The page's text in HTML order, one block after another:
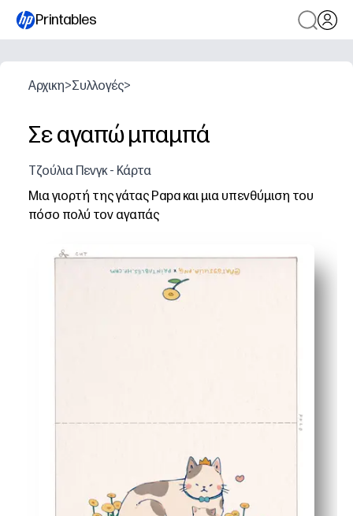
Printables
Αρχικη>Συλλογές>
Σε αγαπώ μπαμπά
Τζούλια Πενγκ - Κάρτα
Μια γιορτή της γάτας Papa και μια υπενθύμιση του
πόσο πολύ τον αγαπάς